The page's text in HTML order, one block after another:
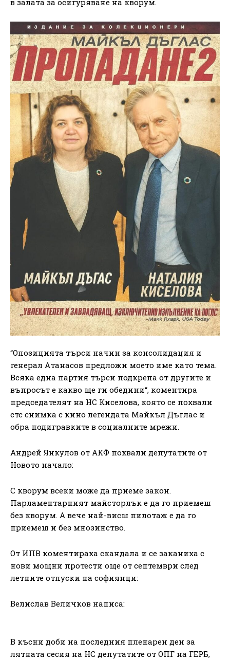
“Опозицията търси начин за консолидация и
генерал Атанасов предложи моето име като тема.
Всяка една партия търси подкрепа от другите и
въпросът е какво ще ги обедини“, коментира
председателят на НС Киселова, която се похвали
стс снимка с кино легендата Майкъл Дъглас и
обра подигравките в социалните мрежи.
Андрей Янкулов от АКФ похвали депутатите от
Новото начало:
С кворум всеки може да приеме закон.
Парламентарният майсторлък е да го приемеш
без кворум. А вече най-висш пилотаж е да го
приемеш и без мнозинство.
От ИПВ коментираха скандала и се заканиха с
нови мощни протести още от септември след
летните отпуски на софиянци:
Велислав Величков написа:
В късни доби на последния пленарен ден за
лятната сесия на НС депутатите от ОПГ на ГЕРБ,